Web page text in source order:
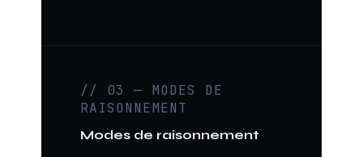
// 03 — MODES DE
RAISONNEMENT
Modes de raisonnement